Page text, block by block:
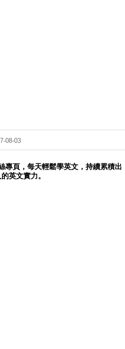
08-03
專頁，每天輕鬆學英文，持續累積出
英文實力。